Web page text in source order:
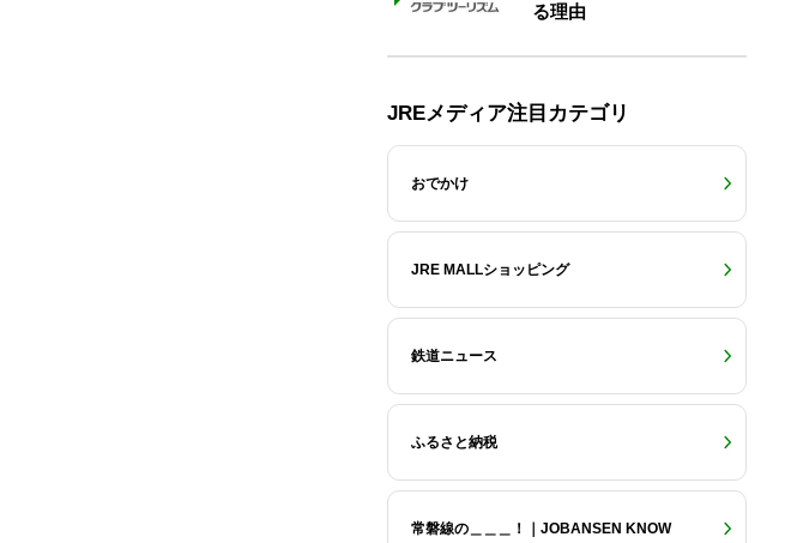
る理由
JREメディア注目カテゴリ
おでかけ
JRE MALLショッピング
鉄道ニュース
ふるさと納税
常磐線の＿＿＿！｜JOBANSEN KNOW